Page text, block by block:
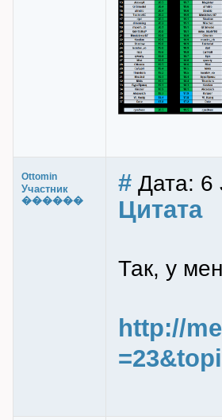
Ottomin
Участник
������
# Дата: 6
Цитата
Так, у
http://